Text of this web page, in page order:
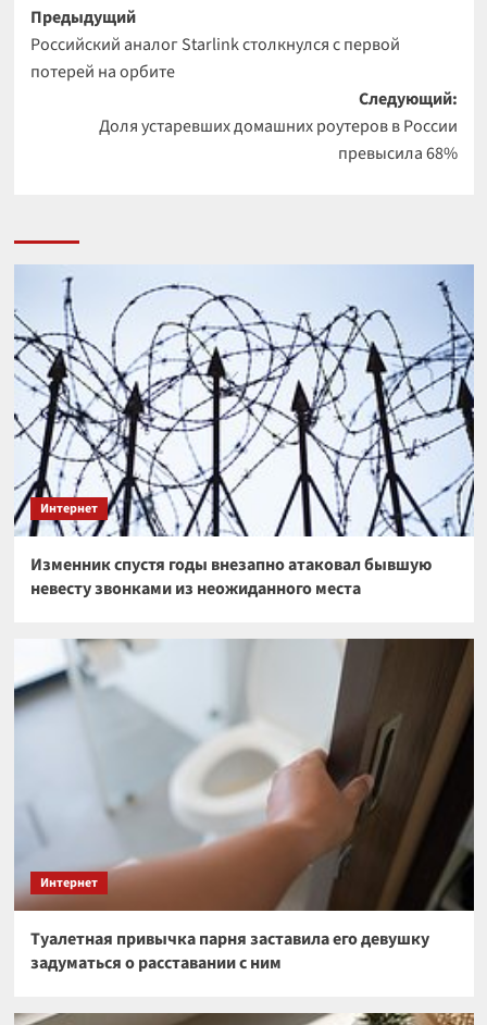
Навигация
записи
Предыдущий
Российский аналог Starlink столкнулся с первой
потерей на орбите
Следующий:
Доля устаревших домашних роутеров в России
превысила 68%
Интернет
Изменник спустя годы внезапно атаковал бывшую
невесту звонками из неожиданного места
Интернет
Туалетная привычка парня заставила его девушку
задуматься о расставании с ним